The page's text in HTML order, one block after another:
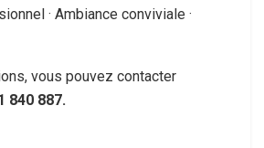
· Ambiance conviviale ·
vous pouvez contacter
840 887.